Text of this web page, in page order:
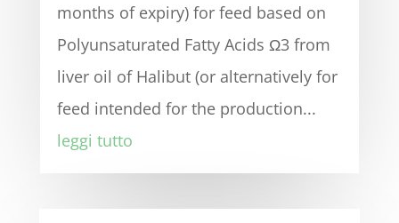
months of expiry) for feed based on
Polyunsaturated Fatty Acids Ω3 from
liver oil of Halibut (or alternatively for
feed intended for the production...
leggi tutto